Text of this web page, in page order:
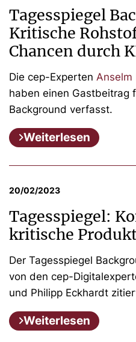
Tagesspiegel
Kritische
Chancen durch
Die cep-Experten Anselm
haben einen Gastbeitrag
Background verfasst.
Weiterlesen
20/02/2023
Tagesspiegel:
kritische
Der Tagesspiegel
von den cep-
und Philipp Eckhardt
Weiterlesen